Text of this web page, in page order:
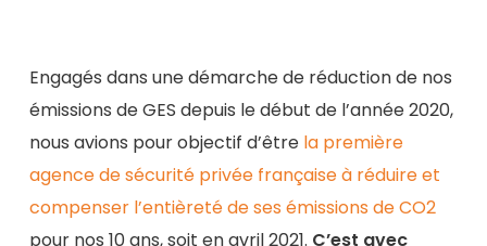
Engagés dans une démarche de réduction de nos
émissions de GES depuis le début de l’année 2020,
nous avions pour objectif d’être la première
agence de sécurité privée française à réduire et
compenser l’entièreté de ses émissions de CO2
pour nos 10 ans, soit en avril 2021. C’est avec